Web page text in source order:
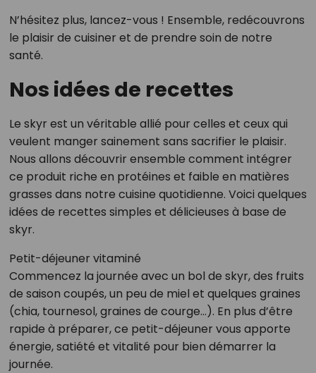
N’hésitez plus, lancez-vous ! Ensemble, redécouvrons
le plaisir de cuisiner et de prendre soin de notre
santé.
Nos idées de recettes
Le skyr est un véritable allié pour celles et ceux qui
veulent manger sainement sans sacrifier le plaisir.
Nous allons découvrir ensemble comment intégrer
ce produit riche en protéines et faible en matières
grasses dans notre cuisine quotidienne. Voici quelques
idées de recettes simples et délicieuses à base de
skyr.
Petit-déjeuner vitaminé
Commencez la journée avec un bol de skyr, des fruits
de saison coupés, un peu de miel et quelques graines
(chia, tournesol, graines de courge…). En plus d’être
rapide à préparer, ce petit-déjeuner vous apporte
énergie, satiété et vitalité pour bien démarrer la
journée.